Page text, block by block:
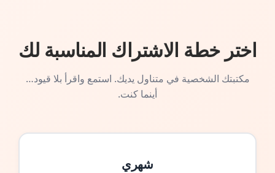
اختر خطة الاشتراك المناسبة لك
مكتبتك الشخصية في متناول يديك. استمع واقرأ بلا قيود…
أينما كنت.
شهري